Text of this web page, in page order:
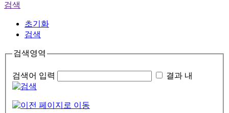
검색
초기화
검색
검색영역
검색어 입력 결과 내